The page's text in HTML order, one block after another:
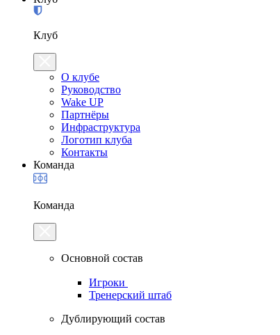
Клуб
О клубе
Руководство
Wake UP
Партнёры
Инфраструктура
Логотип клуба
Контакты
Команда
Команда
Основной состав
Игроки
Тренерский штаб
Дублирующий состав